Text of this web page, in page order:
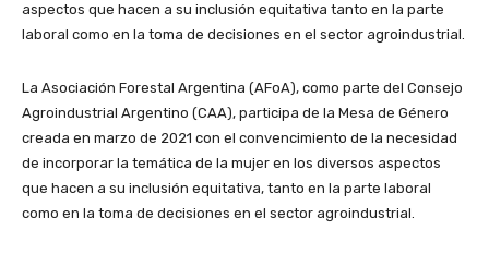
aspectos que hacen a su inclusión equitativa tanto en la parte
laboral como en la toma de decisiones en el sector agroindustrial.
La Asociación Forestal Argentina (AFoA), como parte del Consejo
Agroindustrial Argentino (CAA), participa de la Mesa de Género
creada en marzo de 2021 con el convencimiento de la necesidad
de incorporar la temática de la mujer en los diversos aspectos
que hacen a su inclusión equitativa, tanto en la parte laboral
como en la toma de decisiones en el sector agroindustrial.